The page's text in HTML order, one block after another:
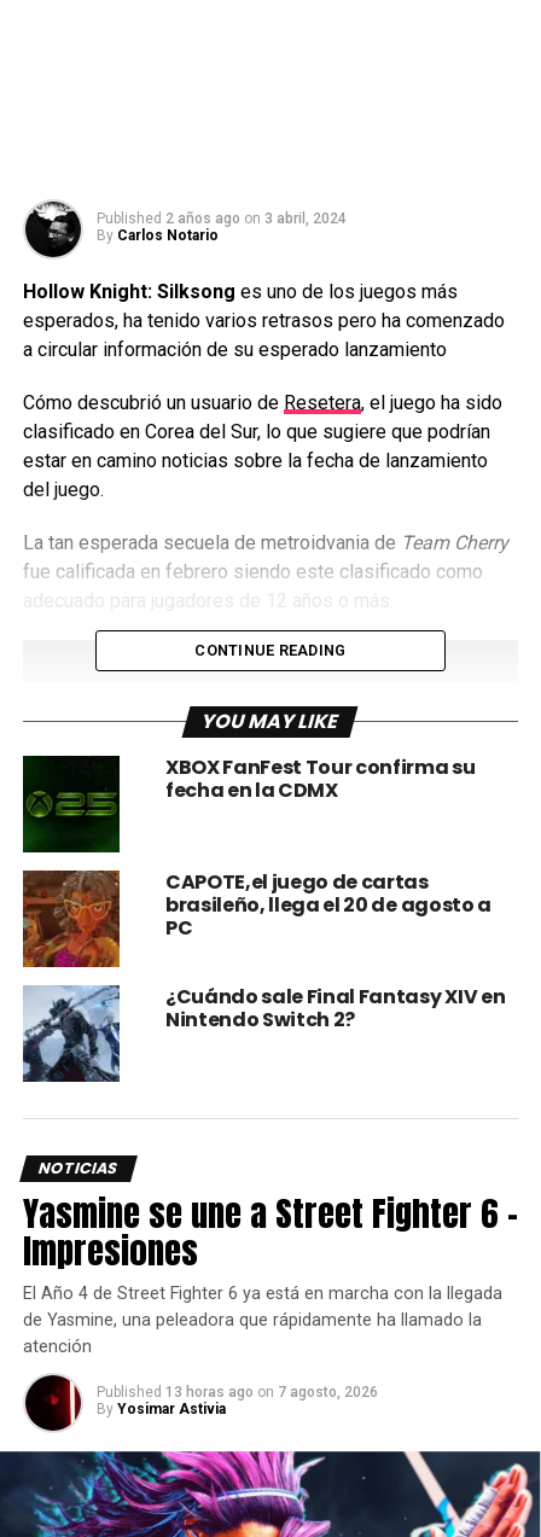
Published 2 años ago on 3 abril, 2024
By Carlos Notario
Hollow Knight: Silksong es uno de los juegos más
esperados, ha tenido varios retrasos pero ha comenzado
a circular información de su esperado lanzamiento
Cómo descubrió un usuario de Resetera, el juego ha sido
clasificado en Corea del Sur, lo que sugiere que podrían
estar en camino noticias sobre la fecha de lanzamiento
del juego.
La tan esperada secuela de metroidvania de Team Cherry
fue calificada en febrero siendo este clasificado como
adecuado para jugadores de 12 años o más.
La calificación se descubrió después de que Microsoft
lanzará una página de tienda de
en Xbox esta semana.
Dándole a los jugadores la opción de incluir Silksong a su
wishlist siendo esto un claro ejemplo de la inminente
Las altas expectativas
detrás de Hollow Knight:
Silksong
Sarah Bond, presidenta de Xbox,fue la que dio a conocer
que ya se puede hacer el apartado de Silksong ademas
recordó a los jugadores que el título estará disponible en
Xbox Game Pass desde el primer día.
Hollow Knight: Silksongse anunció en febrero de 2019 y
se lanzará para PC, PS4, PS5, Switch, Xbox One y Xbox
Series X/S.
CONTINUE READING
YOU MAY LIKE
XBOX FanFest Tour confirma su
fecha en la CDMX
CAPOTE,el juego de cartas
brasileño, llega el 20 de agosto a
PC
¿Cuándo sale Final Fantasy XIV en
Nintendo Switch 2?
NOTICIAS
Yasmine se une a Street Fighter 6 –
Impresiones
El Año 4 de Street Fighter 6 ya está en marcha con la llegada
de Yasmine, una peleadora que rápidamente ha llamado la
atención
Published 13 horas ago on 7 agosto, 2026
By Yosimar Astivia